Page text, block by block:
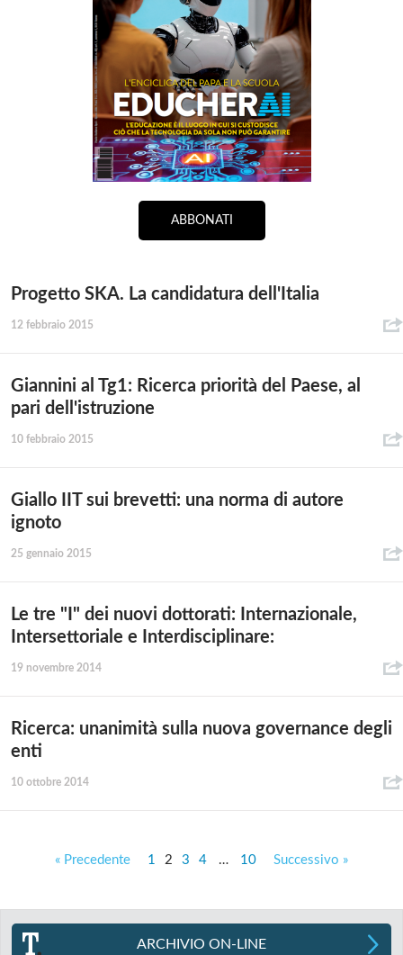
ABBONATI
Progetto SKA. La candidatura dell'Italia
12 febbraio 2015
Giannini al Tg1: Ricerca priorità del Paese, al
pari dell'istruzione
10 febbraio 2015
Giallo IIT sui brevetti: una norma di autore
ignoto
25 gennaio 2015
Le tre "I" dei nuovi dottorati: Internazionale,
Intersettoriale e Interdisciplinare:
19 novembre 2014
Ricerca: unanimità sulla nuova governance degli
enti
10 ottobre 2014
« Precedente 1 2 3 4 … 10 Successivo »
ARCHIVIO ON-LINE